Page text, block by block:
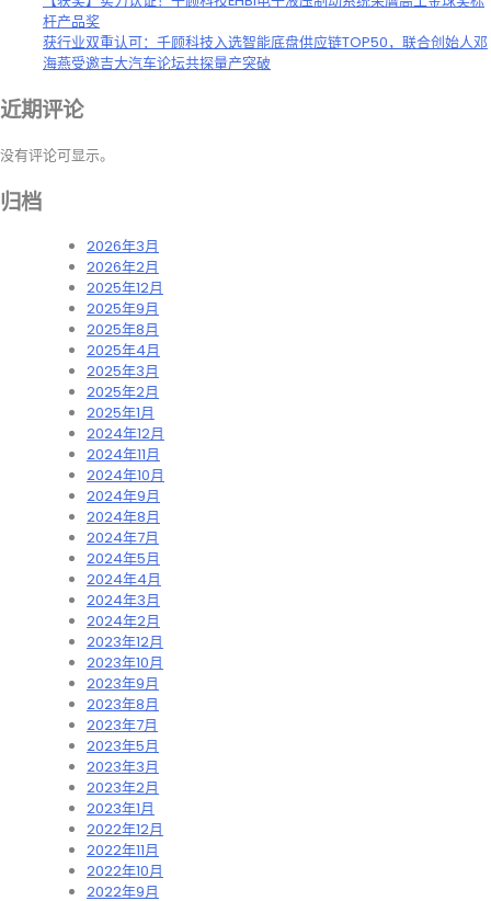
杆产品奖
获行业双重认可：千顾科技入选智能底盘供应链TOP50，联合创始人邓
海燕受邀吉大汽车论坛共探量产突破
近期评论
没有评论可显示。
归档
2026年3月
2026年2月
2025年12月
2025年9月
2025年8月
2025年4月
2025年3月
2025年2月
2025年1月
2024年12月
2024年11月
2024年10月
2024年9月
2024年8月
2024年7月
2024年5月
2024年4月
2024年3月
2024年2月
2023年12月
2023年10月
2023年9月
2023年8月
2023年7月
2023年5月
2023年3月
2023年2月
2023年1月
2022年12月
2022年11月
2022年10月
2022年9月